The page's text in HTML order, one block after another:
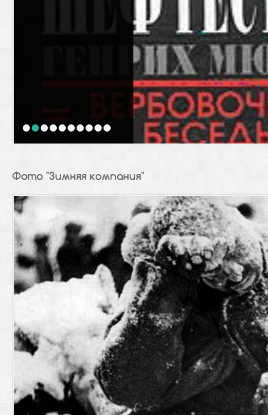
1 2 3 4 5 6 7 8 9
Фото "Зимняя компания"